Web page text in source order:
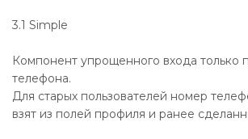
3.1 Simple
Компонент упрощенного входа только
телефона.
Для старых пользователей номер
взят из полей профиля и ранее